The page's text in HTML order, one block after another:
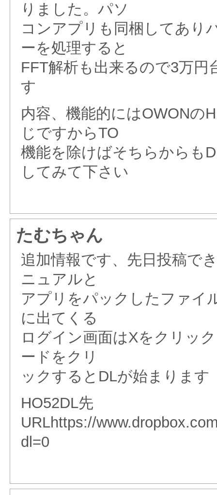
りました。パソ
コンアプリも同梱してあり
ーを処理すると
FFT解析も出来るので3万円
す
内容、機能的にはOWONの
じですからTO
機能を除けばそちらからも
してみて下さい
たむちゃん
追加情報です、先日投稿で
ニュアルと
アプリをパックしたファイ
に出てくる
ログイン画面はXをクリッ
ードをクリ
ックするとDLが始まります
HO52DL先
URLhttps://
dl=0